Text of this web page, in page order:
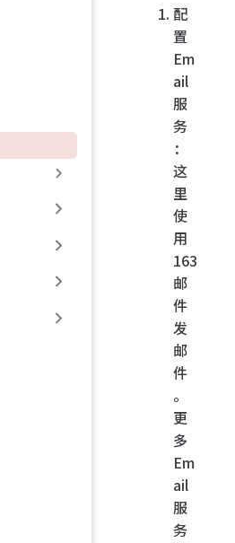
配
置
Em
ail
服
务
：
这
里
使
用
163
邮
件
发
邮
件
。
更
多
Em
ail
服
务